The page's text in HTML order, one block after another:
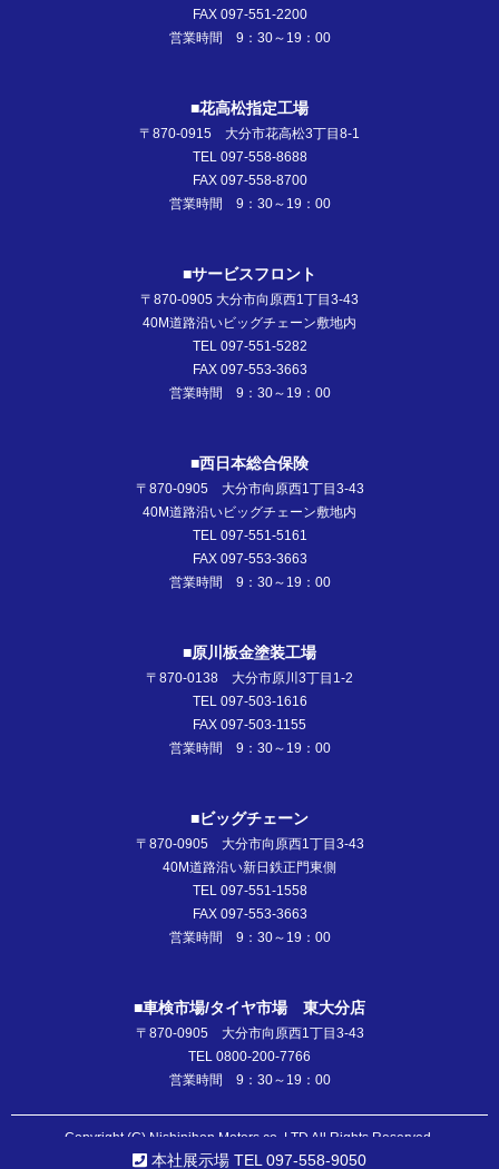
FAX 097-551-2200
営業時間 9：30～19：00
■花高松指定工場
〒870-0915 大分市花高松3丁目8-1
TEL 097-558-8688
FAX 097-558-8700
営業時間 9：30～19：00
■サービスフロント
〒870-0905 大分市向原西1丁目3-43
40M道路沿いビッグチェーン敷地内
TEL 097-551-5282
FAX 097-553-3663
営業時間 9：30～19：00
■西日本総合保険
〒870-0905 大分市向原西1丁目3-43
40M道路沿いビッグチェーン敷地内
TEL 097-551-5161
FAX 097-553-3663
営業時間 9：30～19：00
■原川板金塗装工場
〒870-0138 大分市原川3丁目1-2
TEL 097-503-1616
FAX 097-503-1155
営業時間 9：30～19：00
■ビッグチェーン
〒870-0905 大分市向原西1丁目3-43
40M道路沿い新日鉄正門東側
TEL 097-551-1558
FAX 097-553-3663
営業時間 9：30～19：00
■車検市場/タイヤ市場 東大分店
〒870-0905 大分市向原西1丁目3-43
TEL 0800-200-7766
営業時間 9：30～19：00
Copyright (C) Nishinihon Motors co.,LTD All Rights Reserved.
本社展示場 TEL 097-558-9050